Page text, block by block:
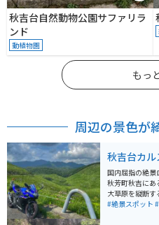
秋吉台自然動物公園サファリラ
ンド
動植物園
もっ
周辺の景色が
秋吉台カ
国内屈指の絶景
秋芳町秋吉にあ
大草原を縦断
ブウェイで、か
#絶景スポット